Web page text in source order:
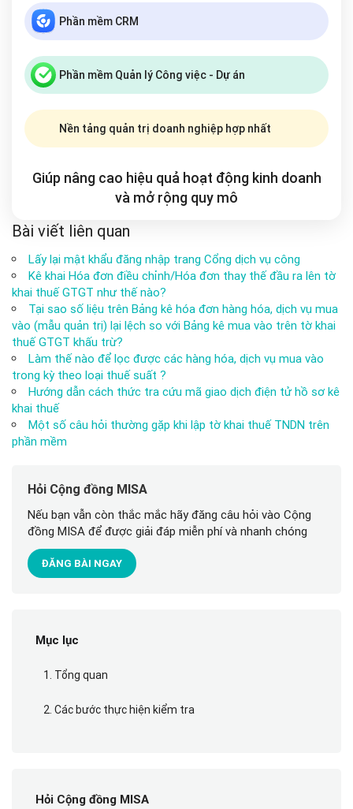
Phần mềm CRM
Phần mềm Quản lý Công việc - Dự án
Nền tảng quản trị doanh nghiệp hợp nhất
Giúp nâng cao hiệu quả hoạt động kinh doanh
và mở rộng quy mô
Bài viết liên quan
Lấy lại mật khẩu đăng nhập trang Cổng dịch vụ công
Kê khai Hóa đơn điều chỉnh/Hóa đơn thay thế đầu ra lên tờ
khai thuế GTGT như thế nào?
Tại sao số liệu trên Bảng kê hóa đơn hàng hóa, dịch vụ mua
vào (mẫu quản trị) lại lệch so với Bảng kê mua vào trên tờ khai
thuế GTGT khấu trừ?
Làm thế nào để lọc được các hàng hóa, dịch vụ mua vào
trong kỳ theo loại thuế suất ?
Hướng dẫn cách thức tra cứu mã giao dịch điện tử hồ sơ kê
khai thuế
Một số câu hỏi thường gặp khi lập tờ khai thuế TNDN trên
phần mềm
Hỏi Cộng đồng MISA
Nếu bạn vẫn còn thắc mắc hãy đăng câu hỏi vào Cộng
đồng MISA để được giải đáp miễn phí và nhanh chóng
ĐĂNG BÀI NGAY
Mục lục
1. Tổng quan
2. Các bước thực hiện kiểm tra
Hỏi Cộng đồng MISA